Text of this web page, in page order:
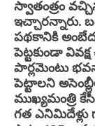
స్వాతంత్రం
ఇచ్చారన్నారు.
పథకానికి
పెట్టకుండా
పార్లమెంటు
పెట్టాలని
ముఖ్యమంత్రి
గత